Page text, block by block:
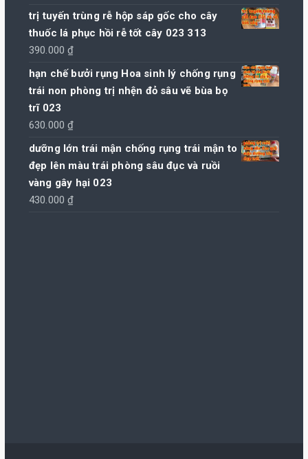
trị tuyến trùng rễ hộp sáp gốc cho cây
thuốc lá phục hồi rễ tốt cây 023 313
390.000₫
hạn chế bưởi rụng Hoa sinh lý chống rụng
trái non phòng trị nhện đỏ sâu vẽ bùa bọ
trĩ 023
630.000₫
dưỡng lớn trái mận chống rụng trái mận to
đẹp lên màu trái phòng sâu đục và ruồi
vàng gây hại 023
430.000₫